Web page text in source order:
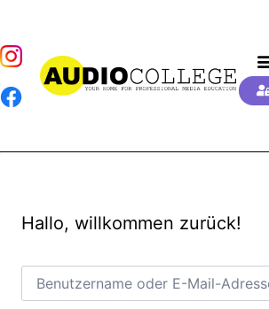
Hallo, willkommen zurück!